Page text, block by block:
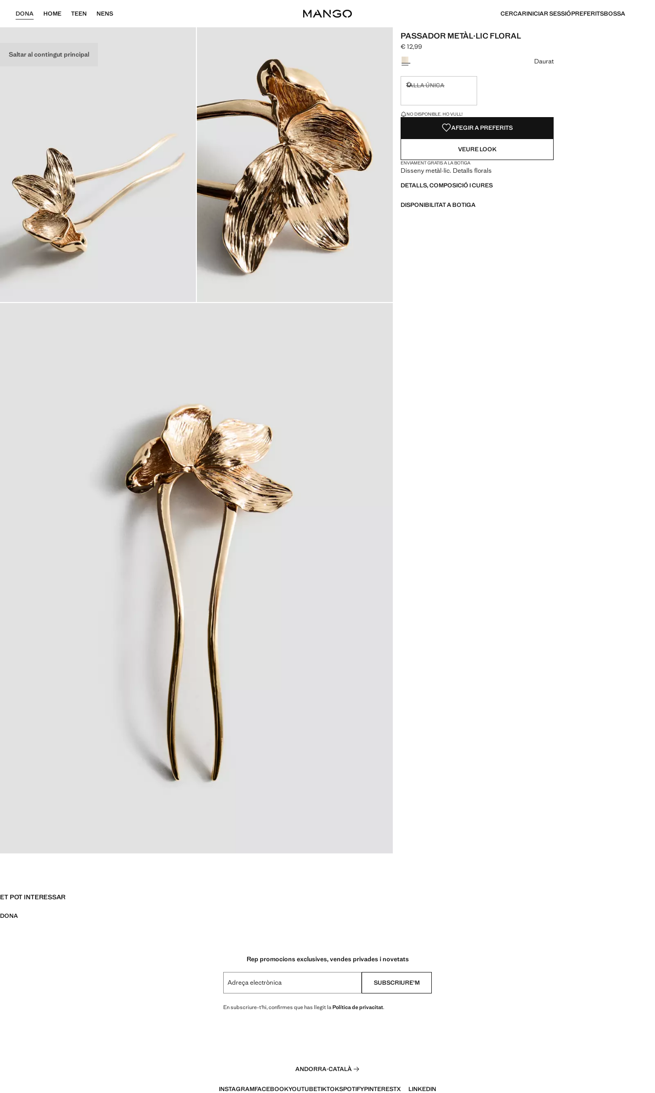
Saltar al contingut principal
DONA HOME TEEN NENS CERCARINICIAR SESSIÓPREFERITSBOSSA
PASSADOR METÀL·LIC FLORAL
Preu actual [€ 12,99 ]
€ 12,99
Selecciona un color
Daurat
TALLA ÚNICA
ÚLTIMES UNITATS!
NO DISPONIBLE. HO VULL!
AFEGIR A PREFERITS
VEURE LOOK
ENVIAMENT GRATIS A LA BOTIGA
Disseny metàl·lic. Detalls florals
DETALLS, COMPOSICIÓ I CURES
DISPONIBILITAT A BOTIGA
ET POT INTERESSAR
DONA
Rep promocions exclusives, vendes privades i novetats
Adreça electrònica SUBSCRIURE'M
En subscriure-t'hi, confirmes que has llegit la Política de privacitat.
ANDORRA·CATALÀ
INSTAGRAMFACEBOOKYOUTUBETIKTOKSPOTIFYPINTERESTX LINKEDIN